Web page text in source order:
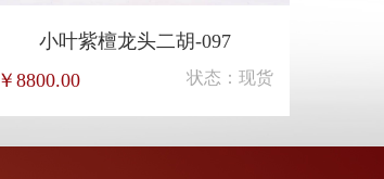
小叶紫檀龙头二胡-097
￥8800.00
状态：现货